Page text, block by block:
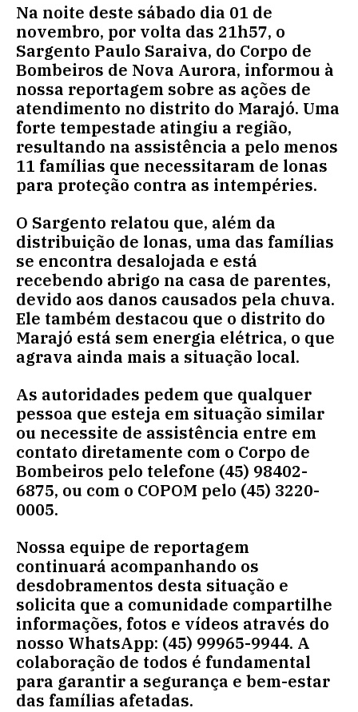
Na noite deste sábado dia 01 de
novembro, por volta das 21h57, o
Sargento Paulo Saraiva, do Corpo de
Bombeiros de Nova Aurora, informou à
nossa reportagem sobre as ações de
atendimento no distrito do Marajó. Uma
forte tempestade atingiu a região,
resultando na assistência a pelo menos
11 famílias que necessitaram de lonas
para proteção contra as intempéries.
O Sargento relatou que, além da
distribuição de lonas, uma das famílias
se encontra desalojada e está
recebendo abrigo na casa de parentes,
devido aos danos causados pela chuva.
Ele também destacou que o distrito do
Marajó está sem energia elétrica, o que
agrava ainda mais a situação local.
As autoridades pedem que qualquer
pessoa que esteja em situação similar
ou necessite de assistência entre em
contato diretamente com o Corpo de
Bombeiros pelo telefone (45) 98402-
6875, ou com o COPOM pelo (45) 3220-
0005.
Nossa equipe de reportagem
continuará acompanhando os
desdobramentos desta situação e
solicita que a comunidade compartilhe
informações, fotos e vídeos através do
nosso WhatsApp: (45) 99965-9944. A
colaboração de todos é fundamental
para garantir a segurança e bem-estar
das famílias afetadas.